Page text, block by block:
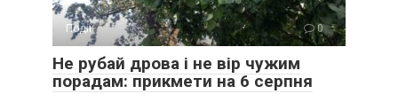
Події 0
Не рубай дрова і не вір чужим
порадам: прикмети на 6 серпня